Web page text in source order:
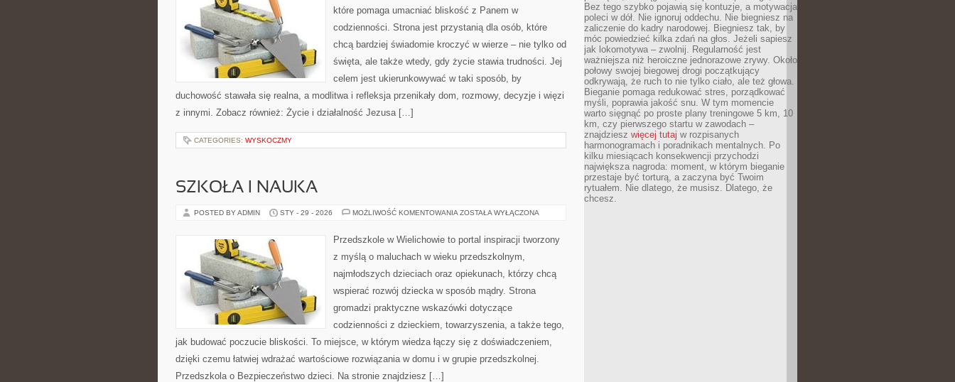
które pomaga umacniać bliskość z Panem w
codzienności. Strona jest przystanią dla osób, które
chcą bardziej świadomie kroczyć w wierze – nie tylko od
święta, ale także wtedy, gdy życie stawia trudności. Jej
celem jest ukierunkowywać w taki sposób, by
duchowość stawała się realna, a modlitwa i refleksja przenikały dom, rozmowy, decyzje i więzi
z innymi. Zobacz również: Życie i działalność Jezusa […]
CATEGORIES: WYSKOCZMY
SZKOŁA I NAUKA
POSTED BY ADMIN STY - 29 - 2026 MOŻLIWOŚĆ KOMENTOWANIA SZKOŁA
ZOSTAŁA WYŁĄCZONA
Przedszkole w Wielichowie to portal inspiracji tworzony
z myślą o maluchach w wieku przedszkolnym,
najmłodszych dzieciach oraz opiekunach, którzy chcą
wspierać rozwój dziecka w sposób mądry. Strona
gromadzi praktyczne wskazówki dotyczące
codzienności z dzieckiem, towarzyszenia, a także tego,
jak budować poczucie bliskości. To miejsce, w którym wiedza łączy się z doświadczeniem,
dzięki czemu łatwiej wdrażać wartościowe rozwiązania w domu i w grupie przedszkolnej.
Przedszkola o Bezpieczeństwo dzieci. Na stronie znajdziesz […]
Bez tego szybko pojawią się kontuzje, a motywacja
poleci w dół. Nie ignoruj oddechu. Nie biegniesz na
zaliczenie do kadry narodowej. Biegniesz tak, by
móc powiedzieć kilka zdań na głos. Jeżeli sapiesz
jak lokomotywa – zwolnij. Regularność jest
ważniejsza niż heroiczne jednorazowe zrywy. Około
połowy swojej biegowej drogi początkujący
odkrywają, że ruch to nie tylko ciało, ale też głowa.
Bieganie pomaga redukować stres, porządkować
myśli, poprawia jakość snu. W tym momencie
warto sięgnąć po proste plany treningowe 5 km, 10
km, czy pierwszego startu w zawodach –
znajdziesz więcej tutaj w rozpisanych
harmonogramach i poradnikach mentalnych. Po
kilku miesiącach konsekwencji przychodzi
największa nagroda: moment, w którym bieganie
przestaje być torturą, a zaczyna być Twoim
rytuałem. Nie dlatego, że musisz. Dlatego, że
chcesz.